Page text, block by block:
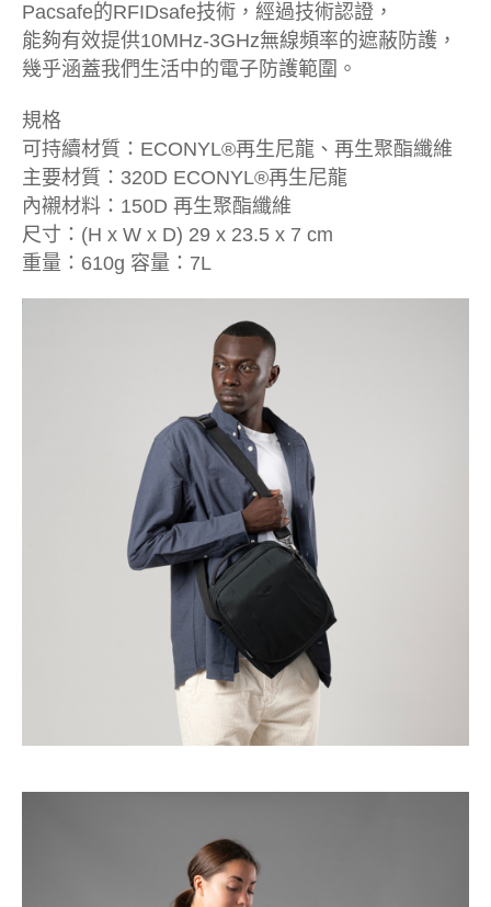
Pacsafe的RFIDsafe技術，經過技術認證，
能夠有效提供10MHz-3GHz無線頻率的遮蔽防護，
幾乎涵蓋我們生活中的電子防護範圍。
規格
可持續材質：ECONYL®再生尼龍、再生聚酯纖維
主要材質：320D ECONYL®再生尼龍
內襯材料：150D 再生聚酯纖維
尺寸：(H x W x D) 29 x 23.5 x 7 cm
重量：610g 容量：7L